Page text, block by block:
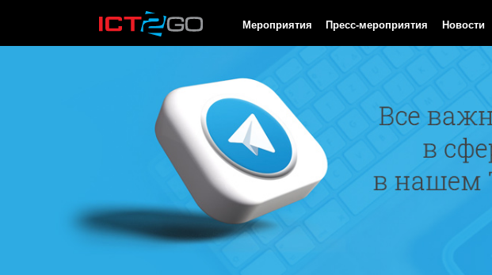
Мероприятия Пресс-мероприятия Новости